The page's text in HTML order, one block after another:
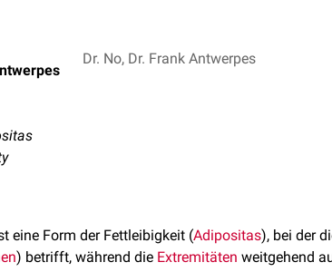
Dr. No, Dr. Frank Antwerpes
eine Form der Fettleibigkeit (Adipositas), bei der
) betrifft, während die Extremitäten weitgehend